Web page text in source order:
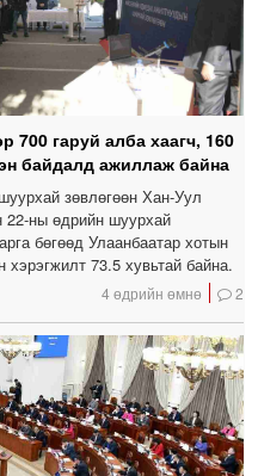
700 гаруй алба хаагч, 160
байдалд ажиллаж байна
зөвлөгөөн Хан-Уул
22-ны өдрийн шуурхай
бөгөөд Улаанбаатар хотын
хэрэгжилт 73.5 хувьтай байна.
4 өдрийн өмнө 2